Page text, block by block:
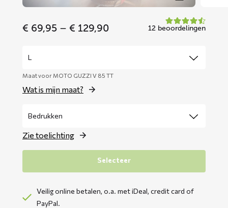
€ 69,95 – € 129,90 12 beoordelingen
Maat voor MOTO GUZZI V 85 TT
Wat is mijn maat?
Zie toelichting
Selecteer
Veilig online betalen, o.a. met iDeal, credit card of
PayPal.